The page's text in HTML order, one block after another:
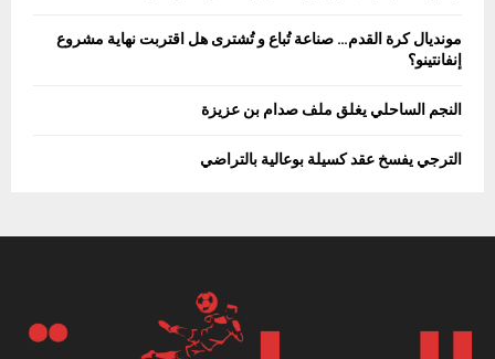
مونديال كرة القدم… صناعة تُباع و تُشترى هل اقتربت نهاية مشروع
إنفانتينو؟
النجم الساحلي يغلق ملف صدام بن عزيزة
الترجي يفسخ عقد كسيلة بوعالية بالتراضي